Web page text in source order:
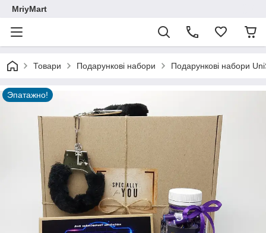
MriyMart
Товари Подарункові набори Подарункові набори
Эпатажно!